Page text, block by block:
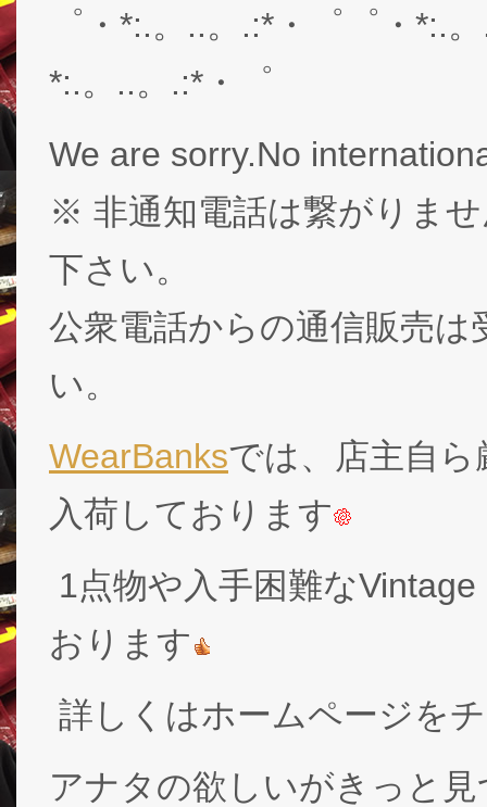
゜・*:.。..。.:*・゜゜・*:.
*:.。..。.:*・゜
We are sorry.No
※ 非通知電話は繋がりま
下さい。
公衆電話からの通信販売
い。
WearBanksでは、店主自
入荷しております
1点物や入手困難な
おります
詳しくはホームページを
アナタの欲しいがきっと